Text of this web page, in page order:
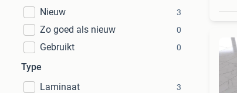
Nieuw
3
Zo goed als nieuw 0
Gebruikt 0
Type
Laminaat
3